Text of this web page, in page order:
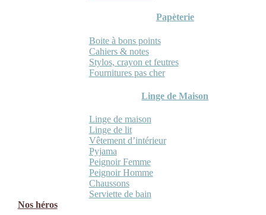
Papèterie
Boite à bons points
Cahiers & notes
Stylos, crayon et feutres
Fournitures pas cher
Linge de Maison
Linge de maison
Linge de lit
Vêtement d’intérieur
Pyjama
Peignoir Femme
Peignoir Homme
Chaussons
Serviette de bain
Nos héros